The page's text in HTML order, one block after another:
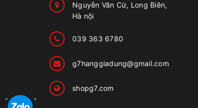
Nguyễn Văn Cừ, Long Biên,
Hà nội
039 363 6780
g7hanggiadung@gmail.com
shopg7.com